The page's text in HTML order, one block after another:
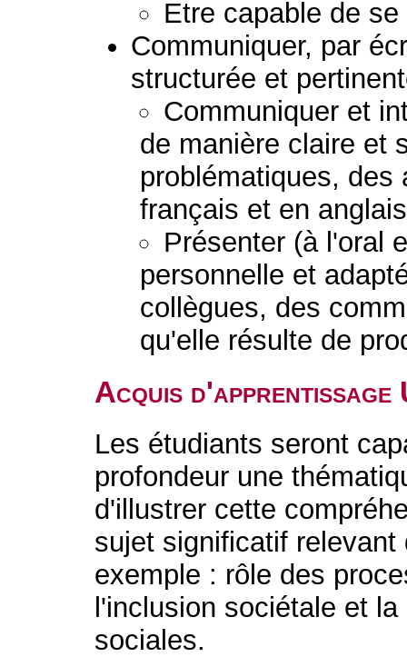
Etre capable de
Communiquer, par
structurée et
Communiquer et
de manière claire et
problématiques,
français et en
Présenter (à l'oral
personnelle et
collègues, des
qu'elle résulte de
Acquis d'apprentissage
Les étudiants seront
profondeur une
d'illustrer cette
sujet significatif
exemple : rôle des
l'inclusion sociétale et
sociales.